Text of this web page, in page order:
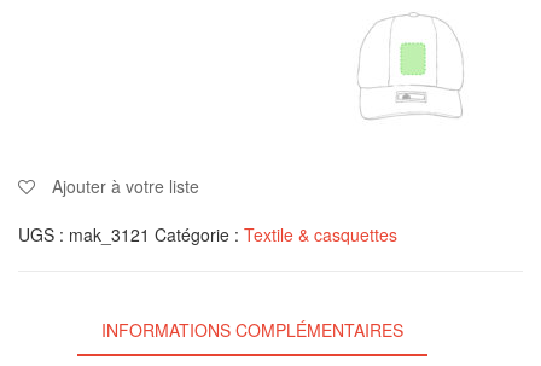
Ajouter à votre liste
UGS : mak_3121 Catégorie : Textile & casquettes
INFORMATIONS COMPLÉMENTAIRES